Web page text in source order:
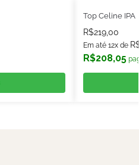
Top Celine IPA
R$219,00
Em até 12x de
R$208,05